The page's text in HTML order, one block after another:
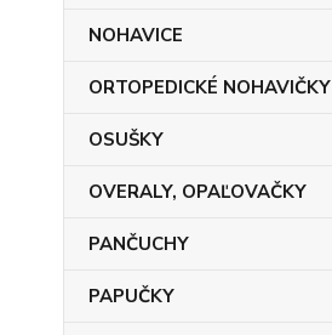
NOHAVICE
ORTOPEDICKÉ NOHAVIČKY
OSUŠKY
OVERALY, OPAĽOVAČKY
PANČUCHY
PAPUČKY